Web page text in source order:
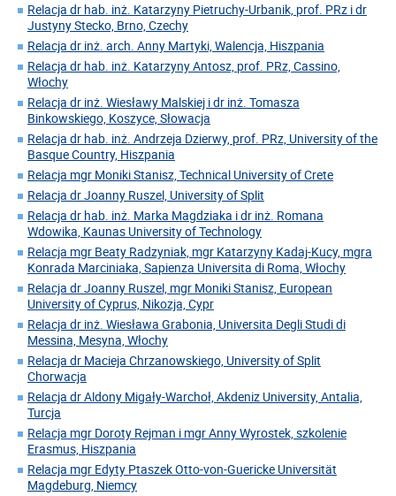
Relacja dr hab. inż. Katarzyny Pietruchy-Urbanik, prof. PRz i dr
Justyny Stecko, Brno, Czechy
Relacja dr inż. arch. Anny Martyki, Walencja, Hiszpania
Relacja dr hab. inż. Katarzyny Antosz, prof. PRz, Cassino,
Włochy
Relacja dr inż. Wiesławy Malskiej i dr inż. Tomasza
Binkowskiego, Koszyce, Słowacja
Relacja dr hab. inż. Andrzeja Dzierwy, prof. PRz, University of the
Basque Country, Hiszpania
Relacja mgr Moniki Stanisz, Technical University of Crete
Relacja dr Joanny Ruszel, University of Split
Relacja dr hab. inż. Marka Magdziaka i dr inż. Romana
Wdowika, Kaunas University of Technology
Relacja mgr Beaty Radzyniak, mgr Katarzyny Kadaj-Kucy, mgra
Konrada Marciniaka, Sapienza Universita di Roma, Włochy
Relacja dr Joanny Ruszel, mgr Moniki Stanisz, European
University of Cyprus, Nikozja, Cypr
Relacja dr inż. Wiesława Grabonia, Universita Degli Studi di
Messina, Mesyna, Włochy
Relacja dr Macieja Chrzanowskiego, University of Split
Chorwacja
Relacja dr Aldony Migały-Warchoł, Akdeniz University, Antalia,
Turcja
Relacja mgr Doroty Rejman i mgr Anny Wyrostek, szkolenie
Erasmus, Hiszpania
Relacja mgr Edyty Ptaszek Otto-von-Guericke Universität
Magdeburg, Niemcy